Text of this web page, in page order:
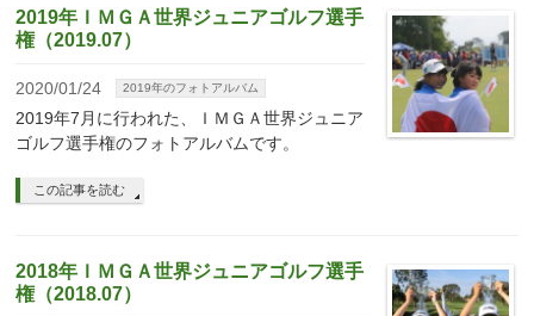
2019年ＩＭＧＡ世界ジュニアゴルフ選手
権（2019.07）
2020/01/24 2019年のフォトアルバム
2019年7月に行われた、ＩＭＧＡ世界ジュニア
ゴルフ選手権のフォトアルバムです。
この記事を読む
2018年ＩＭＧＡ世界ジュニアゴルフ選手
権（2018.07）